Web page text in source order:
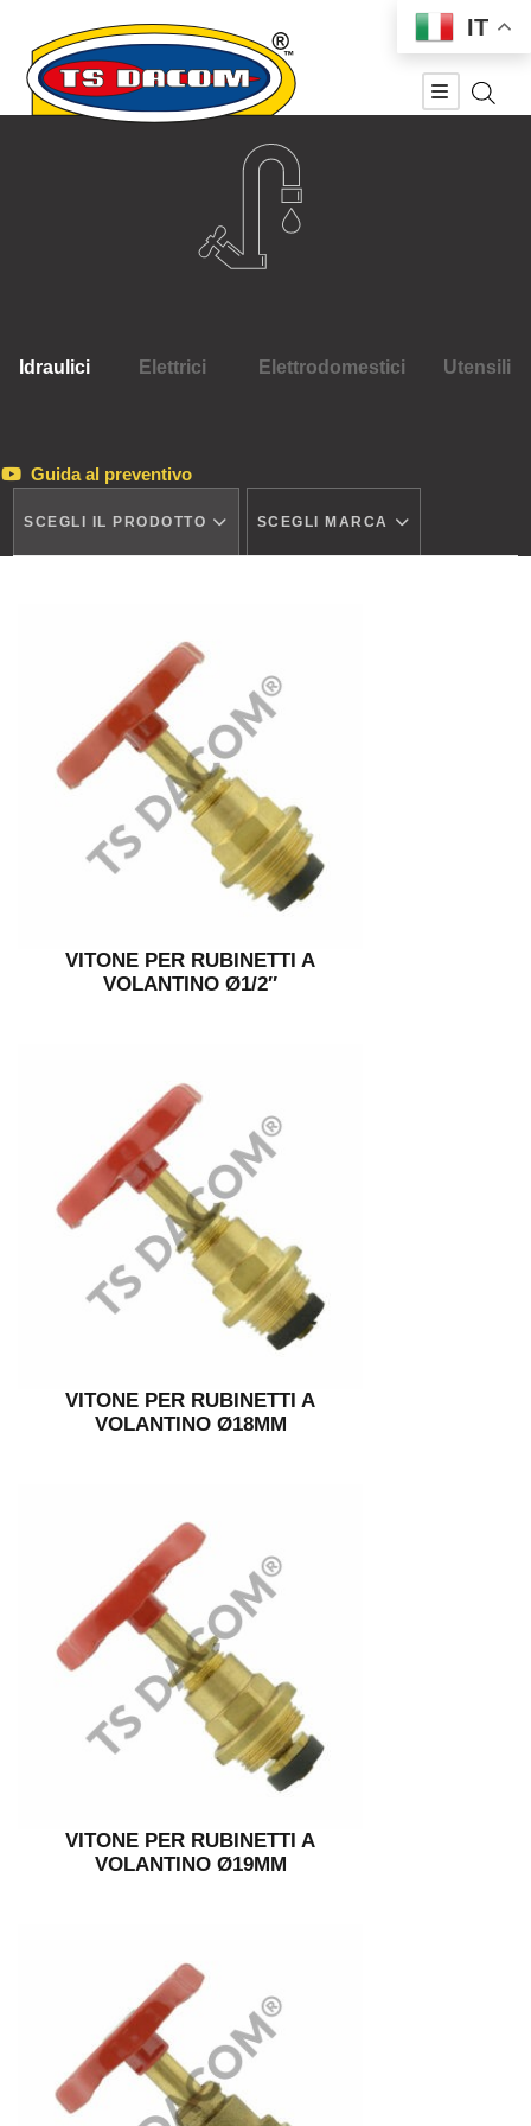
Idraulici Elettrici Elettrodomestici Utensili
Guida al preventivo
SCEGLI IL PRODOTTO SCEGLI MARCA
VITONE PER RUBINETTI A
VOLANTINO Ø1/2″
VITONE PER RUBINETTI A
VOLANTINO Ø18MM
VITONE PER RUBINETTI A
VOLANTINO Ø19MM
IT